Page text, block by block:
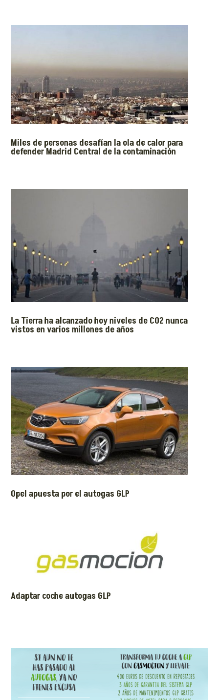
Miles de personas desafían la ola de calor para
defender Madrid Central de la contaminación
La Tierra ha alcanzado hoy niveles de CO2 nunca
vistos en varios millones de años
Opel apuesta por el autogas GLP
Adaptar coche autogas GLP